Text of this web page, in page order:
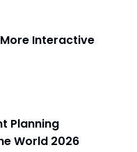
Interactive
Planning
World 2026